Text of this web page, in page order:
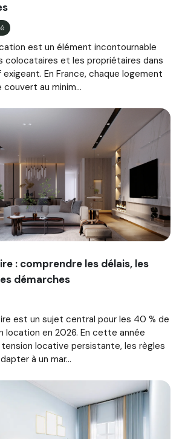
est un élément incontournable
colocataires et les propriétaires dans
En France, chaque logement
au minim...
"Préavis locataire : comprendre
: comprendre les délais, les
démarches
est un sujet central pour les 40 % de
location en 2026. En cette année
tension locative persistante, les règles
à un mar...